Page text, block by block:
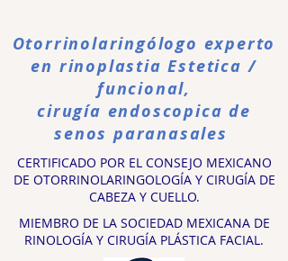
Otorrinolaringólogo experto
en rinoplastia Estetica /
funcional,
cirugía endoscopica de
senos paranasales
CERTIFICADO POR EL CONSEJO MEXICANO
DE OTORRINOLARINGOLOGÍA Y CIRUGÍA DE
CABEZA Y CUELLO.
MIEMBRO DE LA SOCIEDAD MEXICANA DE
RINOLOGÍA Y CIRUGÍA PLÁSTICA FACIAL.